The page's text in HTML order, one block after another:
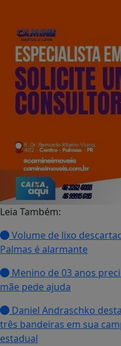
Leia Também:
Volume de lixo
Palmas é alarmante
Menino de 03 anos
mãe pede ajuda
Daniel Andraschko
três bandeiras em sua
estadual